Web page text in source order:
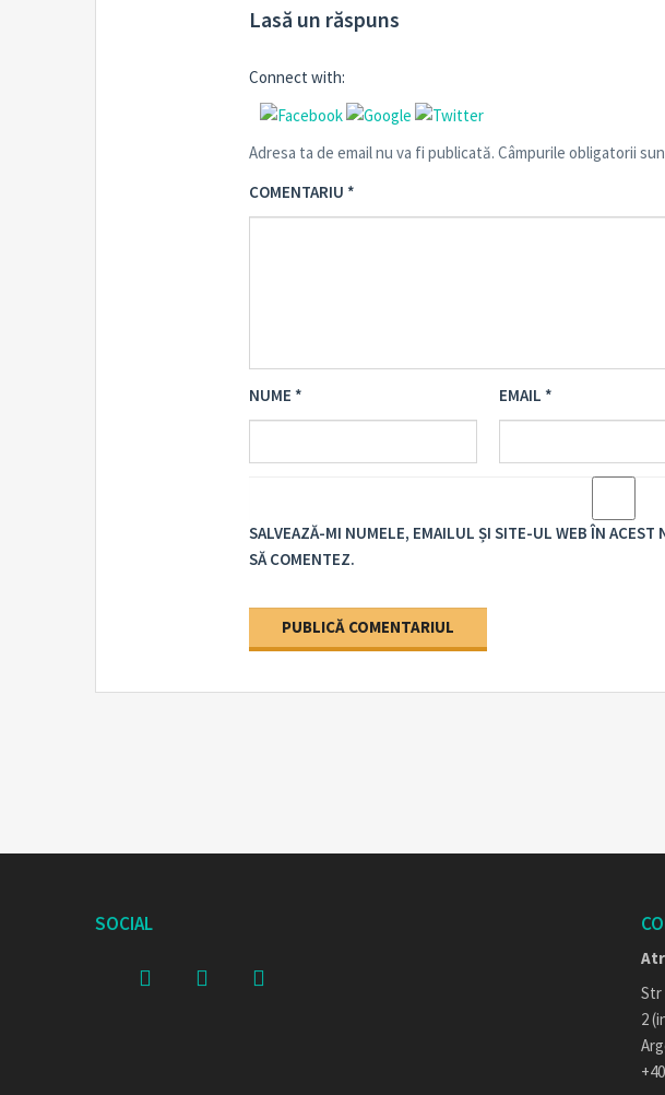
Lasă un răspuns
Connect with:
Adresa ta de email nu va fi publicată. Câmpurile obligatorii
COMENTARIU *
NUME * EMAIL *
SALVEAZĂ-MI NUMELE, EMAILUL ȘI SITE-UL WEB ÎN ACEST
SĂ COMENTEZ.
SOCIAL
Str
2